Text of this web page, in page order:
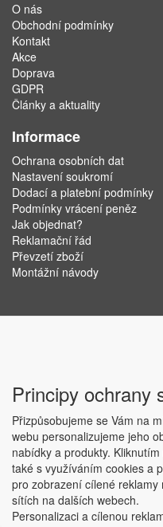
O nás
Obchodní podmínky
Kontakt
Akce
Doprava
GDPR
Články a aktuality
Informace
Ochrana osobních dat
Nastavení soukromí
Dodací a platební podmínky
Podmínky vrácení peněz
Jak objednat?
Reklamační řád
Převzetí zboží
Montážní návody
Copyright ©
Principy ochrany
Přizpůsobujeme se Vám na
webu personalizujeme jeho
nabídky a produkty.
také s využíváním cookies a
pro zobrazení cílené
sítích na dalších webech.
Personalizaci a cílenou